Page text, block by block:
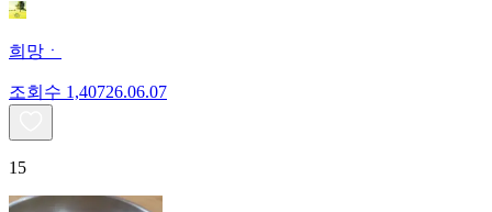
희망ㆍ
조회수 1,40726.06.07
15